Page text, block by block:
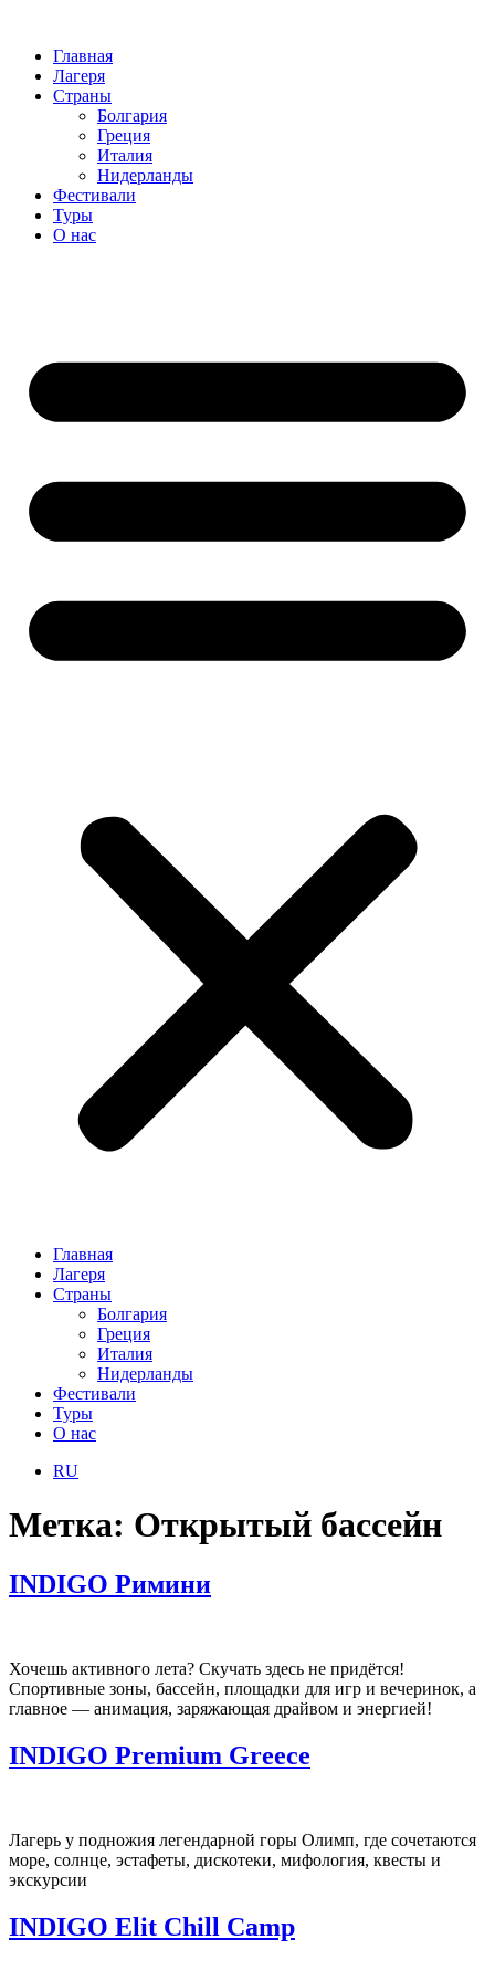
содержимому
Главная
Лагеря
Страны
Болгария
Греция
Италия
Нидерланды
Фестивали
Туры
О нас
Главная
Лагеря
Страны
Болгария
Греция
Италия
Нидерланды
Фестивали
Туры
О нас
RU
Метка: Открытый бассейн
INDIGO Римини
Хочешь активного лета? Скучать здесь не придётся!
Спортивные зоны, бассейн, площадки для игр и вечеринок, а
главное — анимация, заряжающая драйвом и энергией!
INDIGO Premium Greece
Лагерь у подножия легендарной горы Олимп, где сочетаются
море, солнце, эстафеты, дискотеки, мифология, квесты и
экскурсии
INDIGO Elit Chill Camp